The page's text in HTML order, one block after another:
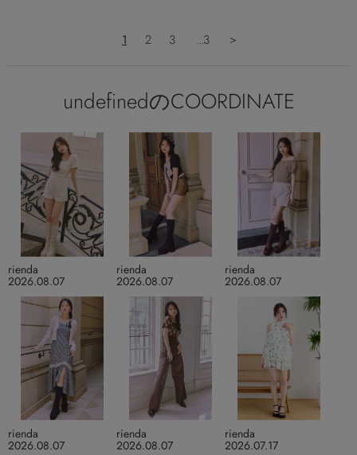
1 2 3 ...3 ＞
undefinedのCOORDINATE
2026.08.07
rienda
2026.08.07
rienda
2026.08.07
rienda
2026.08.07
rienda
2026.08.07
rienda
2026.07.17
rienda